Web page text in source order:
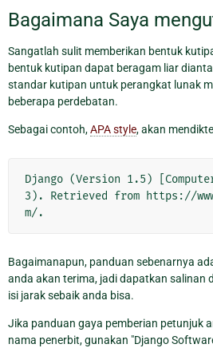
Bagaimana Saya
Sangatlah sulit memberikan bentuk
bentuk kutipan dapat beragam liar
standar kutipan untuk perangkat lunak
beberapa perdebatan.
Sebagai contoh,APA style, akan
Django (Version 1.5)
3). Retrieved from https://
Bagaimanapun, panduan sebenarnya
anda akan terima, jadi dapatkan salinan
isi jarak sebaik anda bisa.
Jika panduan gaya pemberian petunjuk
nama penerbit, gunakan "Django